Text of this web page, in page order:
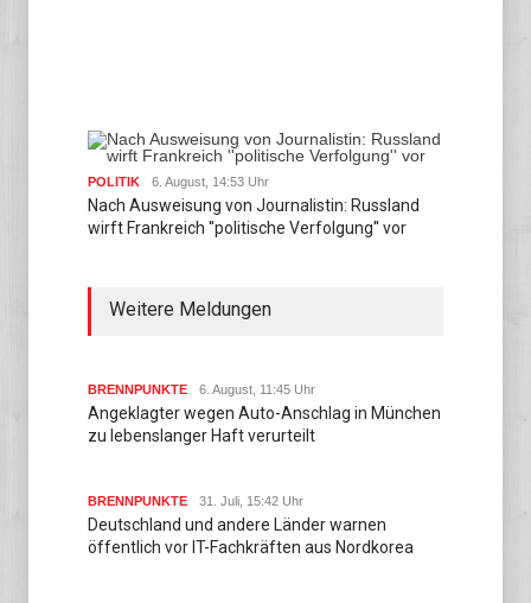
POLITIK 6. August, 14:53 Uhr
Nach Ausweisung von Journalistin: Russland
wirft Frankreich ''politische Verfolgung'' vor
Weitere Meldungen
BRENNPUNKTE 6. August, 11:45 Uhr
Angeklagter wegen Auto-Anschlag in München
zu lebenslanger Haft verurteilt
BRENNPUNKTE 31. Juli, 15:42 Uhr
Deutschland und andere Länder warnen
öffentlich vor IT-Fachkräften aus Nordkorea